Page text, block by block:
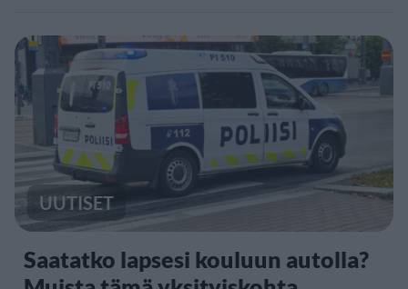
UUTISET
Saatatko lapsesi kouluun autolla?